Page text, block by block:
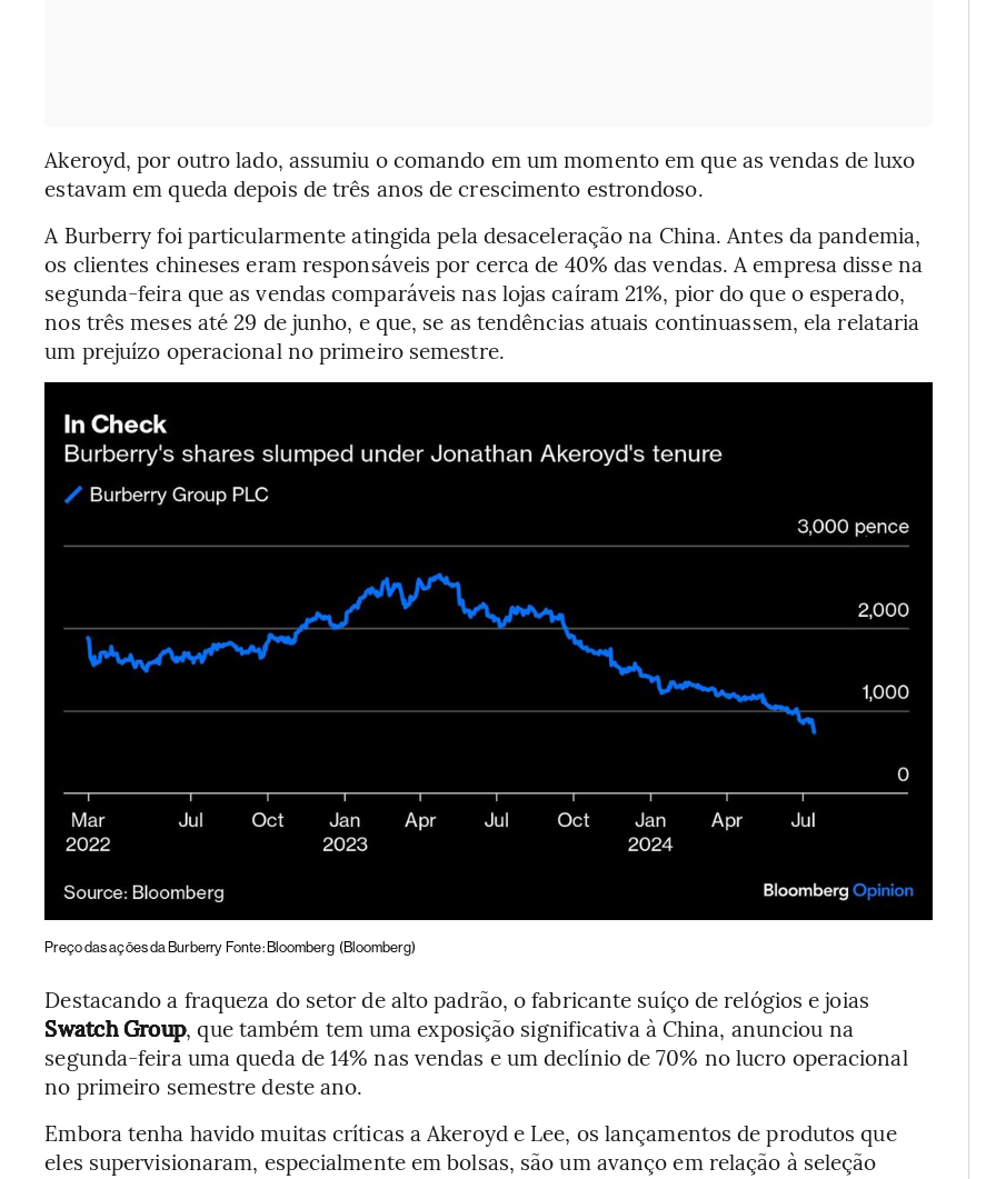
Akeroyd, por outro lado, assumiu o comando em um momento em que as vendas de luxo
estavam em queda depois de três anos de crescimento estrondoso.
A Burberry foi particularmente atingida pela desaceleração na China. Antes da pandemia,
os clientes chineses eram responsáveis por cerca de 40% das vendas. A empresa disse na
segunda-feira que as vendas comparáveis nas lojas caíram 21%, pior do que o esperado,
nos três meses até 29 de junho, e que, se as tendências atuais continuassem, ela relataria
um prejuízo operacional no primeiro semestre.
Preço das ações da Burberry Fonte: Bloomberg (Bloomberg)
Destacando a fraqueza do setor de alto padrão, o fabricante suíço de relógios e joias
Swatch Group, que também tem uma exposição significativa à China, anunciou na
segunda-feira uma queda de 14% nas vendas e um declínio de 70% no lucro operacional
no primeiro semestre deste ano.
Embora tenha havido muitas críticas a Akeroyd e Lee, os lançamentos de produtos que
eles supervisionaram, especialmente em bolsas, são um avanço em relação à seleção